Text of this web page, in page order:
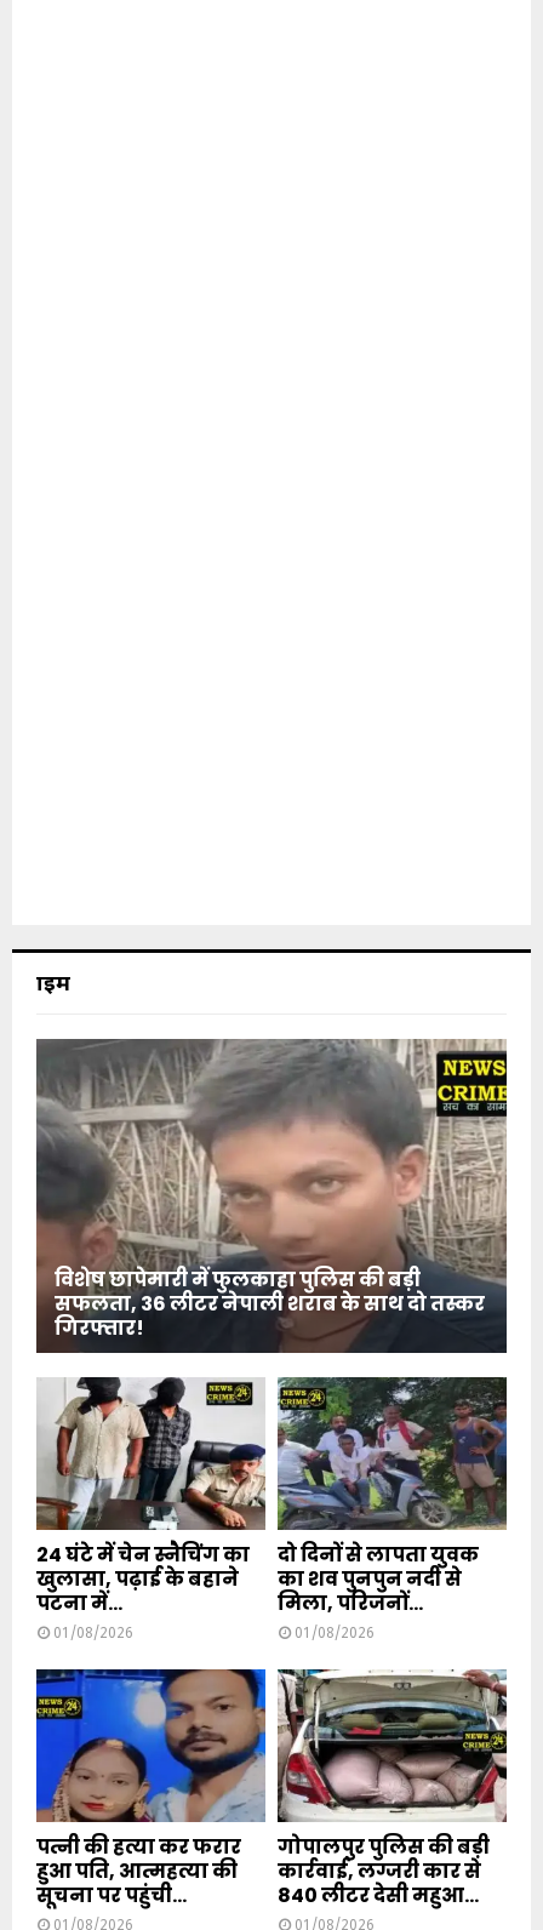
क्राइम
विशेष छापेमारी में फुलकाहा पुलिस की बड़ी
सफलता, 36 लीटर नेपाली शराब के साथ दो तस्कर
गिरफ्तार!
24 घंटे में चेन स्नैचिंग का
खुलासा, पढ़ाई के बहाने
पटना में...
01/08/2026
दो दिनों से लापता युवक
का शव पुनपुन नदी से
मिला, परिजनों...
01/08/2026
पत्नी की हत्या कर फरार
हुआ पति, आत्महत्या की
सूचना पर पहुंची...
01/08/2026
गोपालपुर पुलिस की बड़ी
कार्रवाई, लग्जरी कार से
840 लीटर देसी महुआ...
01/08/2026